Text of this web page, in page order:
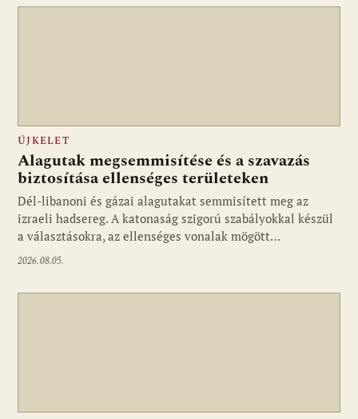
ÚJKELET
Alagutak megsemmisítése és a szavazás
biztosítása ellenséges területeken
Dél-libanoni és gázai alagutakat semmisített meg az
izraeli hadsereg. A katonaság szigorú szabályokkal készül
a választásokra, az ellenséges vonalak mögött…
2026.08.05.